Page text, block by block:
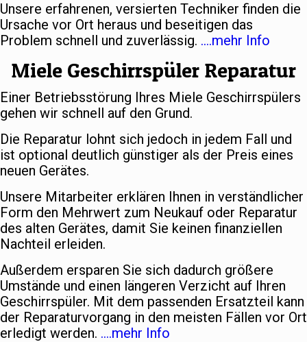
Unsere erfahrenen, versierten Techniker finden die
Ursache vor Ort heraus und beseitigen das
Problem schnell und zuverlässig. ….mehr Info
Miele Geschirrspüler Reparatur
Einer Betriebsstörung Ihres Miele Geschirrspülers
gehen wir schnell auf den Grund.
Die Reparatur lohnt sich jedoch in jedem Fall und
ist optional deutlich günstiger als der Preis eines
neuen Gerätes.
Unsere Mitarbeiter erklären Ihnen in verständlicher
Form den Mehrwert zum Neukauf oder Reparatur
des alten Gerätes, damit Sie keinen finanziellen
Nachteil erleiden.
Außerdem ersparen Sie sich dadurch größere
Umstände und einen längeren Verzicht auf Ihren
Geschirrspüler. Mit dem passenden Ersatzteil kann
der Reparaturvorgang in den meisten Fällen vor Ort
erledigt werden. ….mehr Info